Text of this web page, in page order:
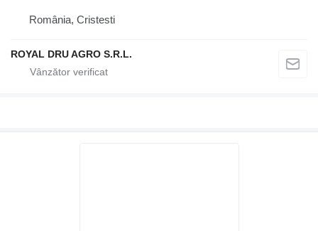
România, Cristesti
ROYAL DRU AGRO S.R.L.